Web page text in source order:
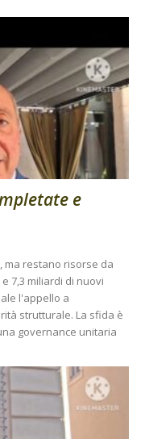
e
ma restano risorse da
7,3 miliardi di nuovi
l'appello a
strutturale. La sfida è
governance unitaria